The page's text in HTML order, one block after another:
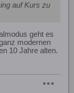
auf Kurs zu
geht es
modernen
10 Jahre alten.